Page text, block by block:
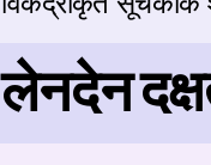
लेनदेन